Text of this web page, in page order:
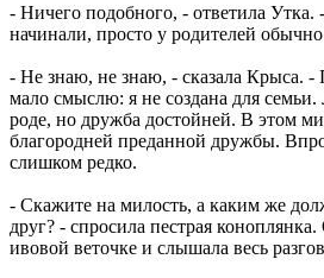
- Ничего подобного, - ответила Утка.
начинали, просто у родителей обычно
- Не знаю, не знаю, - сказала Крыса. -
мало смыслю: я не создана для
роде, но дружба достойней. В этом
благородней преданной дружбы.
слишком редко.
- Скажите на милость, а каким же
друг? - спросила пестрая
ивовой веточке и слышала весь